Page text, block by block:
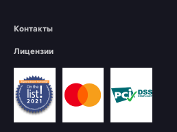
Контакты
Лицензии